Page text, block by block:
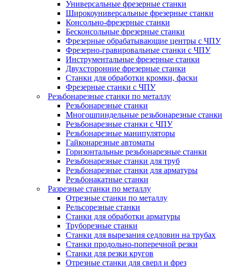
Универсальные фрезерные станки
Широкоуниверсальные фрезерные станки
Консольно-фрезерные станки
Бесконсольные фрезерные станки
Фрезерные обрабатывающие центры с ЧПУ
Фрезерно-гравировальные станки с ЧПУ
Инструментальные фрезерные станки
Двухсторонние фрезерные станки
Станки для обработки кромки, фаски
Фрезерные станки с ЧПУ
Резьбонарезные станки по металлу
Резьбонарезные станки
Многошпиндельные резьбонарезные станки
Резьбонарезные станки с ЧПУ
Резьбонарезные манипуляторы
Гайконарезные автоматы
Горизонтальные резьбонарезные станки
Резьбонарезные станки для труб
Резьбонарезные станки для арматуры
Резьбонакатные станки
Разрезные станки по металлу
Отрезные станки по металлу
Рельсорезные станки
Станки для обработки арматуры
Труборезные станки
Станки для вырезания седловин на трубаx
Станки продольно-поперечной резки
Станки для резки кругов
Отрезные станки для сверл и фрез